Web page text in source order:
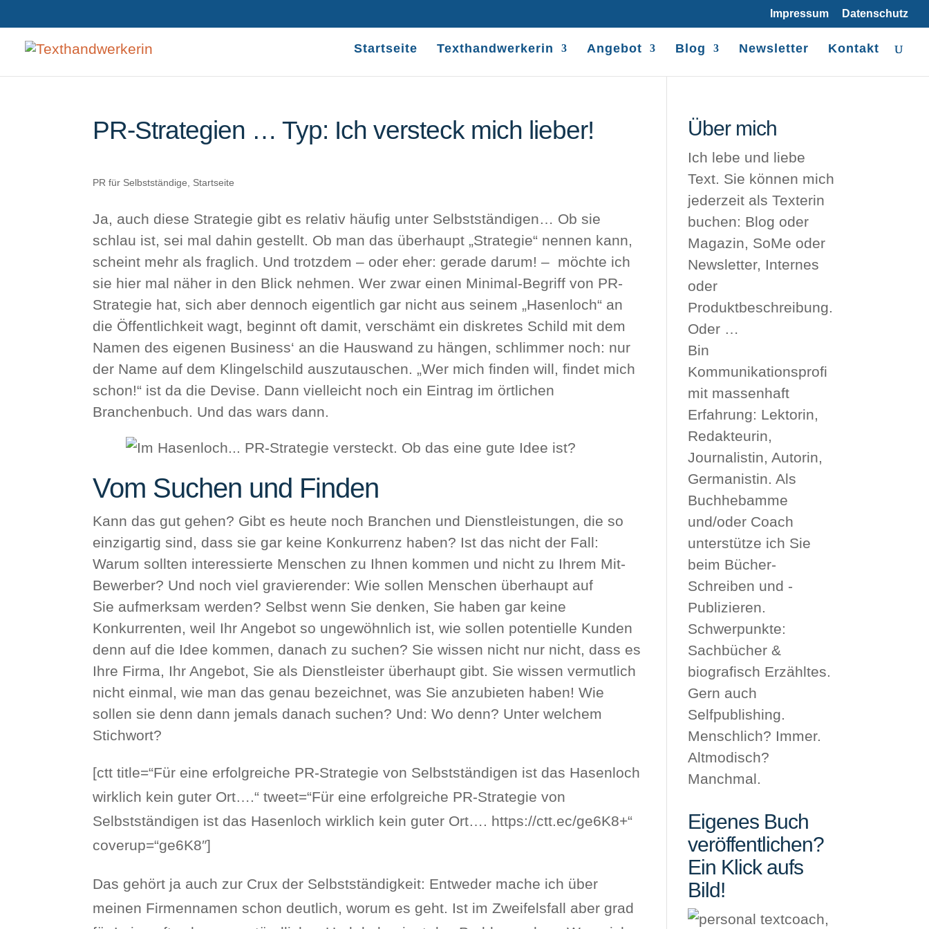
Impressum Datenschutz
Startseite Texthandwerkerin Angebot Blog Newsletter Kontakt
PR-Strategien … Typ: Ich versteck mich lieber!
PR für Selbstständige Startseite
Ja, auch diese Strategie gibt es relativ häufig unter Selbstständigen… Ob sie
schlau ist, sei mal dahin gestellt. Ob man das überhaupt „Strategie“ nennen kann,
scheint mehr als fraglich. Und trotzdem – oder eher: gerade darum! – möchte ich
sie hier mal näher in den Blick nehmen. Wer zwar einen Minimal-Begriff von PR-
Strategie hat, sich aber dennoch eigentlich gar nicht aus seinem „Hasenloch“ an
die Öffentlichkeit wagt, beginnt oft damit, verschämt ein diskretes Schild mit dem
Namen des eigenen Business‘ an die Hauswand zu hängen, schlimmer noch: nur
der Name auf dem Klingelschild auszutauschen. „Wer mich finden will, findet mich
schon!“ ist da die Devise. Dann vielleicht noch ein Eintrag im örtlichen
Branchenbuch. Und das wars dann.
Vom Suchen und Finden
Kann das gut gehen? Gibt es heute noch Branchen und Dienstleistungen, die so
einzigartig sind, dass sie gar keine Konkurrenz haben? Ist das nicht der Fall:
Warum sollten interessierte Menschen zu Ihnen kommen und nicht zu Ihrem Mit-
Bewerber? Und noch viel gravierender: Wie sollen Menschen überhaupt auf
Sie aufmerksam werden? Selbst wenn Sie denken, Sie haben gar keine
Konkurrenten, weil Ihr Angebot so ungewöhnlich ist, wie sollen potentielle Kunden
denn auf die Idee kommen, danach zu suchen? Sie wissen nicht nur nicht, dass es
Ihre Firma, Ihr Angebot, Sie als Dienstleister überhaupt gibt. Sie wissen vermutlich
nicht einmal, wie man das genau bezeichnet, was Sie anzubieten haben! Wie
sollen sie denn dann jemals danach suchen? Und: Wo denn? Unter welchem
Stichwort?
[ctt title=“Für eine erfolgreiche PR-Strategie von Selbstständigen ist das Hasenloch
wirklich kein guter Ort….“ tweet=“Für eine erfolgreiche PR-Strategie von
Selbstständigen ist das Hasenloch wirklich kein guter Ort…. https://ctt.ec/ge6K8+“
coverup=“ge6K8″]
Das gehört ja auch zur Crux der Selbstständigkeit: Entweder mache ich über
meinen Firmennamen schon deutlich, worum es geht. Ist im Zweifelsfall aber grad
Über mich
Ich lebe und liebe
Text. Sie können mich
jederzeit als Texterin
buchen: Blog oder
Magazin, SoMe oder
Newsletter, Internes
oder
Produktbeschreibung.
Oder …
Bin
Kommunikationsprofi
mit massenhaft
Erfahrung: Lektorin,
Redakteurin,
Journalistin, Autorin,
Germanistin. Als
Buchhebamme
und/oder Coach
unterstütze ich Sie
beim Bücher-
Schreiben und -
Publizieren.
Schwerpunkte:
Sachbücher &
biografisch Erzähltes.
Gern auch
Selfpublishing.
Menschlich? Immer.
Altmodisch?
Manchmal.
Eigenes Buch
veröffentlichen?
Ein Klick aufs
Bild!